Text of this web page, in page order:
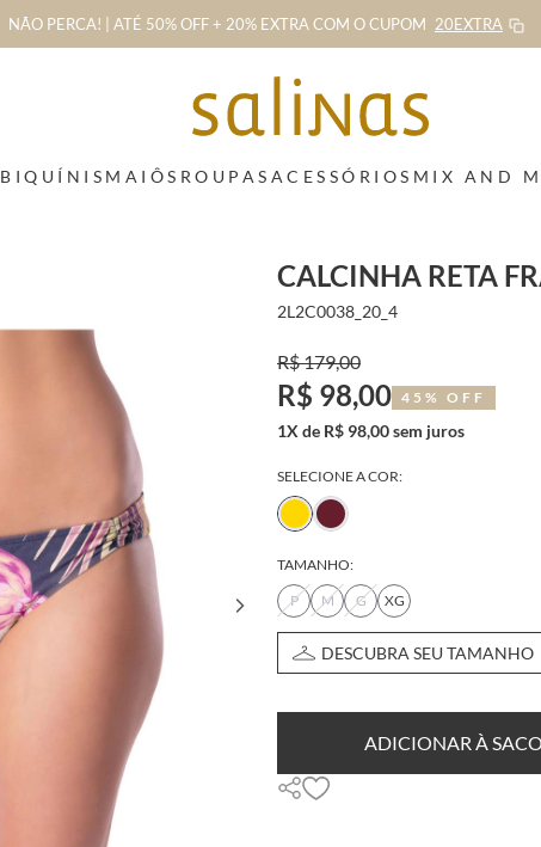
NÃO PERCA! | ATÉ 50% OFF + 20% EXTRA COM O CUPOM 20EXTRA
BIQUÍNIS MAIÔS ROUPAS ACESSÓRIOS MIX AND
CALCINHA RETA
2L2C0038_20_4
R$ 179,00
R$ 98,00 45% OFF
1X de R$ 98,00 sem juros
SELECIONE A COR:
TAMANHO:
P
M G XG
DESCUBRA SEU TAMANHO
ADICIONAR À